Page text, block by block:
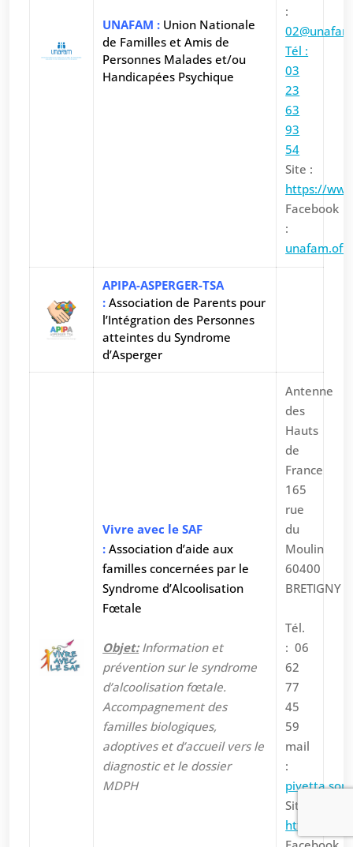
UNAFAM : Union Nationale
de Familles et Amis de
Personnes Malades et/ou
Handicapées Psychique
:
Tél :
03
23
63
93
54
Site :
https://
Facebook
:
APIPA-ASPERGER-TSA
:Association de Parents pour
l’Intégration des Personnes
atteintes du Syndrome
d’Asperger
Vivre avec le SAF
:Association d’aide aux
familles concernées par le
Syndrome d’Alcoolisation
Fœtale
Objet:Information et
prévention sur le syndrome
d’alcoolisation fœtale.
Accompagnement des
familles biologiques,
adoptives et d’accueil vers le
diagnostic et le dossier
MDPH
Antenne
des
Hauts
de
France
165
rue
du
Moulin
60400
BRETIGNY
Tél.
: 06
62
77
45
59
mail
:
Site :
https://